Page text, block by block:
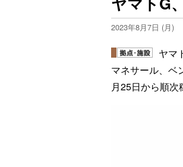
2023年8月7日 (月)
ヤマ
マネサール、ベ
月25日から順次